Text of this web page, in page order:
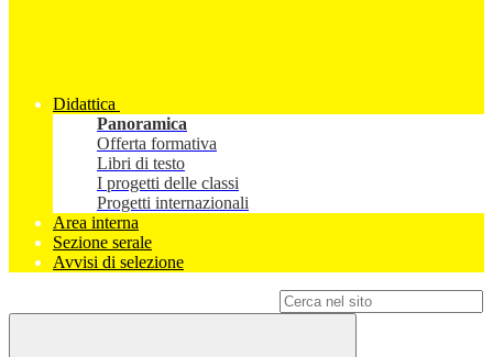
Didattica
Panoramica
Offerta formativa
Libri di testo
I progetti delle classi
Progetti internazionali
Area interna
Sezione serale
Avvisi di selezione